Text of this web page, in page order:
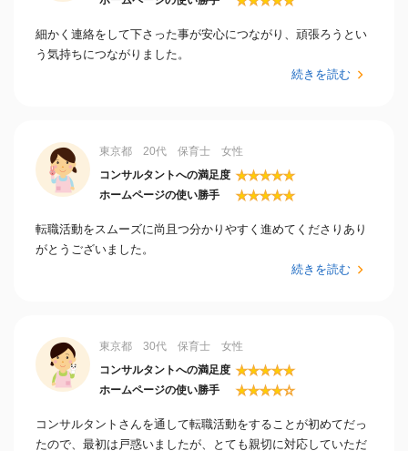
細かく連絡をして下さった事が安心につながり、頑張ろうとい
う気持ちにつながりました。
続きを読む
東京都 20代 保育士 女性
コンサルタントへの満足度 ★★★★★
ホームページの使い勝手 ★★★★★
転職活動をスムーズに尚且つ分かりやすく進めてくださりあり
がとうございました。
続きを読む
東京都 30代 保育士 女性
コンサルタントへの満足度 ★★★★★
ホームページの使い勝手 ★★★★☆
コンサルタントさんを通して転職活動をすることが初めてだっ
たので、最初は戸惑いましたが、とても親切に対応していただ